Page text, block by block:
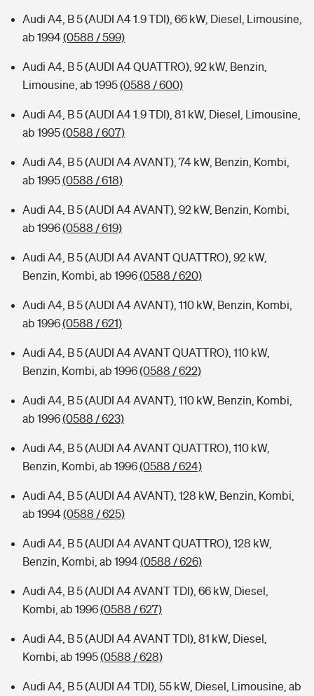
Audi A4, B 5 (AUDI A4 1.9 TDI), 66 kW, Diesel, Limousine,
ab 1994(0588 / 599)
Audi A4, B 5 (AUDI A4 QUATTRO), 92 kW, Benzin,
Limousine, ab 1995(0588 / 600)
Audi A4, B 5 (AUDI A4 1.9 TDI), 81 kW, Diesel, Limousine,
ab 1995(0588 / 607)
Audi A4, B 5 (AUDI A4 AVANT), 74 kW, Benzin, Kombi,
ab 1995(0588 / 618)
Audi A4, B 5 (AUDI A4 AVANT), 92 kW, Benzin, Kombi,
ab 1996(0588 / 619)
Audi A4, B 5 (AUDI A4 AVANT QUATTRO), 92 kW,
Benzin, Kombi, ab 1996(0588 / 620)
Audi A4, B 5 (AUDI A4 AVANT), 110 kW, Benzin, Kombi,
ab 1996(0588 / 621)
Audi A4, B 5 (AUDI A4 AVANT QUATTRO), 110 kW,
Benzin, Kombi, ab 1996(0588 / 622)
Audi A4, B 5 (AUDI A4 AVANT), 110 kW, Benzin, Kombi,
ab 1996(0588 / 623)
Audi A4, B 5 (AUDI A4 AVANT QUATTRO), 110 kW,
Benzin, Kombi, ab 1996(0588 / 624)
Audi A4, B 5 (AUDI A4 AVANT), 128 kW, Benzin, Kombi,
ab 1994(0588 / 625)
Audi A4, B 5 (AUDI A4 AVANT QUATTRO), 128 kW,
Benzin, Kombi, ab 1994(0588 / 626)
Audi A4, B 5 (AUDI A4 AVANT TDI), 66 kW, Diesel,
Kombi, ab 1996(0588 / 627)
Audi A4, B 5 (AUDI A4 AVANT TDI), 81 kW, Diesel,
Kombi, ab 1995(0588 / 628)
Audi A4, B 5 (AUDI A4 TDI), 55 kW, Diesel, Limousine, ab